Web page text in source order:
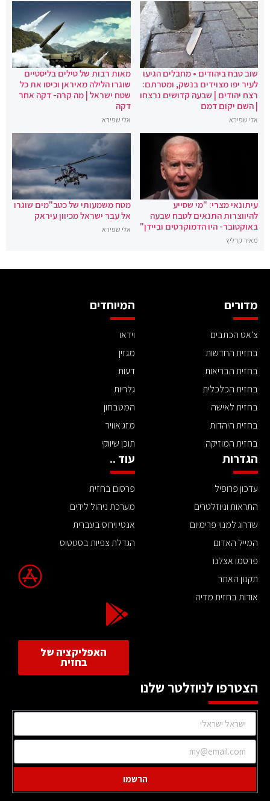
שוב טבח ביהודים • מחבלים הגיעו
לעיר יפו מצוידים בנשק, ומטרתם:
רצח יהודים | שבעה קדושים נרצחו
| השם יקום דמם
אלי שפירא
מאות רבות של טילים בליסטיים
שוגרו הלילה מאיראן וכיסו את כל
שטח ישראל | מה קרה- דקה אחר
דקה
אלי שפירא
עיתונאי מצרי: "מי שסייע
להיווצרות התנאים לטבח שבעה
באוקטובר- היו הדמוקרטים וביידן"
מאיר קרליץ
מטח משמעותי של כטב"מים שוגרו
אל עבר ישראל מכיוון עיראק
אלי שפירא
מדורים
צ'אט הכתבים
בחזית החדשות
בחזית הבריאות
בחזית הכלכלית
בחזית לאישה
בחזית היהדות
בחזית המוזיקה
המיוחדים
וידאו
מגזין
דעות
גלריות
המטבחון
מזג אוויר
תוכן שיווקי
הגדרות
עדכון פרופיל
התראות וניוזלטרים
שדרוג למנוי פרימיום
המייל האדום
פרסמו אצלנו
תקנון האתר
אודות בחזית מדיה
עוד ..
פרסום בחזית
מערכת ניהול לידים
אנטי וירוס בעברית
הגדלת צפיות בסטטוס
האפליקציה של
בחזית
הצטרפו לניוזלטר שלנו
הרשמו